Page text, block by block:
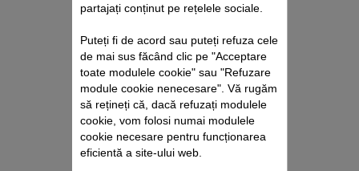
STICLUȚĂ DE ULEI CS-
00139140
partajați conținut pe rețelele sociale.
Puteți fi de acord sau puteți refuza cele
de mai sus făcând clic pe "Acceptare
toate modulele cookie" sau "Refuzare
module cookie nenecesare". Vă rugăm
să rețineți că, dacă refuzați modulele
cookie, vom folosi numai modulele
cookie necesare pentru funcționarea
eficientă a site-ului web.